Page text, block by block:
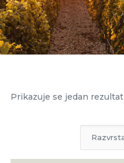
Prikazuje se jedan rezultat